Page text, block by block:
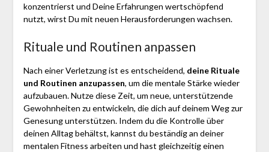
konzentrierst und Deine Erfahrungen wertschöpfend
nutzt, wirst Du mit neuen Herausforderungen wachsen.
Rituale und Routinen anpassen
Nach einer Verletzung ist es entscheidend, deine Rituale
und Routinen anzupassen, um die mentale Stärke wieder
aufzubauen. Nutze diese Zeit, um neue, unterstützende
Gewohnheiten zu entwickeln, die dich auf deinem Weg zur
Genesung unterstützen. Indem du die Kontrolle über
deinen Alltag behältst, kannst du beständig an deiner
mentalen Fitness arbeiten und hast gleichzeitig einen